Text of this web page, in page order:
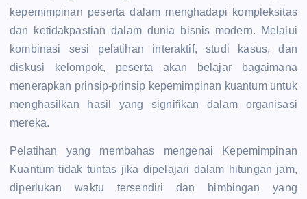
kepemimpinan peserta dalam menghadapi kompleksitas
dan ketidakpastian dalam dunia bisnis modern. Melalui
kombinasi sesi pelatihan interaktif, studi kasus, dan
diskusi kelompok, peserta akan belajar bagaimana
menerapkan prinsip-prinsip kepemimpinan kuantum untuk
menghasilkan hasil yang signifikan dalam organisasi
mereka.
Pelatihan yang membahas mengenai Kepemimpinan
Kuantum tidak tuntas jika dipelajari dalam hitungan jam,
diperlukan waktu tersendiri dan bimbingan yang